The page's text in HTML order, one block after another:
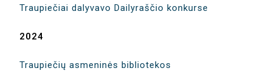
Traupiečiai dalyvavo Dailyraščio konkurse
2024
Traupiečių asmeninės bibliotekos